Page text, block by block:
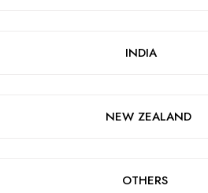
INDIA
NEW ZEALAND
OTHERS